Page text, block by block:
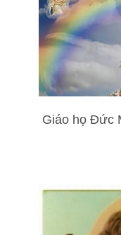
Giáo họ Đức